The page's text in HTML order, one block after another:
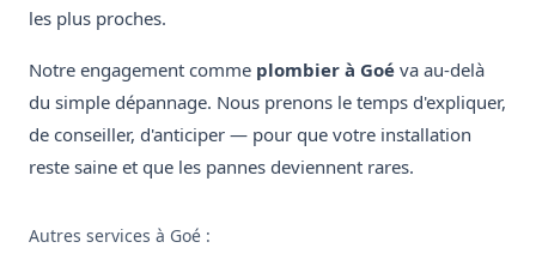
les plus proches.
Notre engagement comme plombier à Goé va au-delà
du simple dépannage. Nous prenons le temps d'expliquer,
de conseiller, d'anticiper — pour que votre installation
reste saine et que les pannes deviennent rares.
Autres services à Goé :